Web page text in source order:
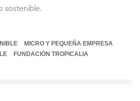
sostenible.
MICRO Y PEQUEÑA EMPRESA
FUNDACIÓN TROPICALIA